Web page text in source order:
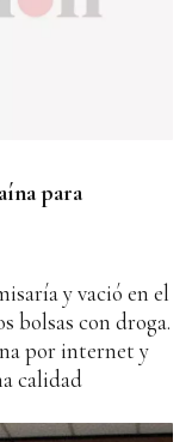
para
y vació en el
bolsas con droga.
por internet y
calidad